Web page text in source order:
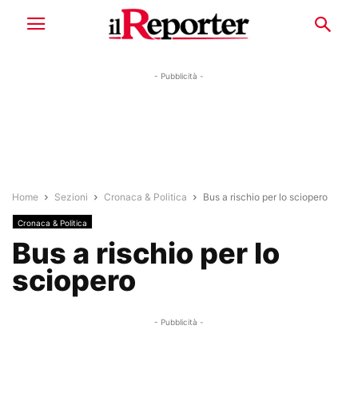
- Pubblicità -
Home Sezioni Cronaca & Politica Bus a rischio per lo sciopero
Cronaca & Politica
Bus a rischio per lo
sciopero
- Pubblicità -